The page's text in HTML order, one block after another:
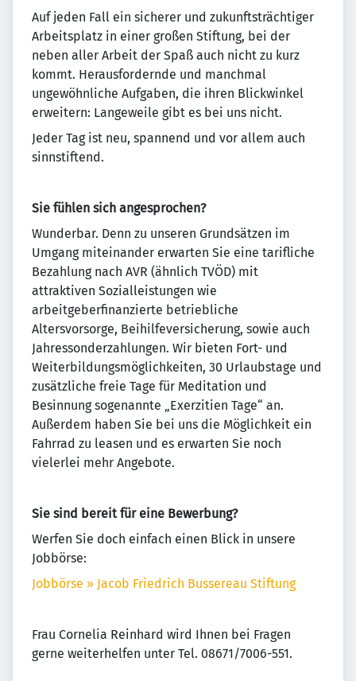
Auf jeden Fall ein sicherer und zukunftsträchtiger
Arbeitsplatz in einer großen Stiftung, bei der
neben aller Arbeit der Spaß auch nicht zu kurz
kommt. Herausfordernde und manchmal
ungewöhnliche Aufgaben, die ihren Blickwinkel
erweitern: Langeweile gibt es bei uns nicht.
Jeder Tag ist neu, spannend und vor allem auch
sinnstiftend.
Sie fühlen sich angesprochen?
Wunderbar. Denn zu unseren Grundsätzen im
Umgang miteinander erwarten Sie eine tarifliche
Bezahlung nach AVR (ähnlich TVÖD) mit
attraktiven Sozialleistungen wie
arbeitgeberfinanzierte betriebliche
Altersvorsorge, Beihilfeversicherung, sowie auch
Jahressonderzahlungen. Wir bieten Fort- und
Weiterbildungsmöglichkeiten, 30 Urlaubstage und
zusätzliche freie Tage für Meditation und
Besinnung sogenannte „Exerzitien Tage“ an.
Außerdem haben Sie bei uns die Möglichkeit ein
Fahrrad zu leasen und es erwarten Sie noch
vielerlei mehr Angebote.
Sie sind bereit für eine Bewerbung?
Werfen Sie doch einfach einen Blick in unsere
Jobbörse:
Jobbörse » Jacob Friedrich Bussereau Stiftung
Frau Cornelia Reinhard wird Ihnen bei Fragen
gerne weiterhelfen unter Tel. 08671/7006-551.